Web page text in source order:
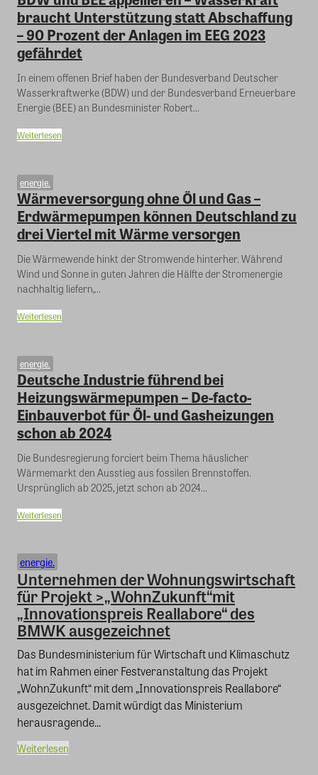
braucht Unterstützung statt Abschaffung
– 90 Prozent der Anlagen im EEG 2023
gefährdet
In einem offenen Brief haben der Bundesverband Deutscher
Wasserkraftwerke (BDW) und der Bundesverband Erneuerbare
Energie (BEE) an Bundesminister Robert...
Weiterlesen
energie.
Wärmeversorgung ohne Öl und Gas –
Erdwärmepumpen können Deutschland zu
drei Viertel mit Wärme versorgen
Die Wärmewende hinkt der Stromwende hinterher. Während
Wind und Sonne in guten Jahren die Hälfte der Stromenergie
nachhaltig liefern,...
Weiterlesen
energie.
Deutsche Industrie führend bei
Heizungswärmepumpen – De-facto-
Einbauverbot für Öl- und Gasheizungen
schon ab 2024
Die Bundesregierung forciert beim Thema häuslicher
Wärmemarkt den Ausstieg aus fossilen Brennstoffen.
Ursprünglich ab 2025, jetzt schon ab 2024...
Weiterlesen
energie.
Unternehmen der Wohnungswirtschaft
für Projekt >„WohnZukunft“mit
„Innovationspreis Reallabore“ des
BMWK ausgezeichnet
Das Bundesministerium für Wirtschaft und Klimaschutz
hat im Rahmen einer Festveranstaltung das Projekt
„WohnZukunft“ mit dem „Innovationspreis Reallabore“
ausgezeichnet. Damit würdigt das Ministerium
herausragende...
Weiterlesen